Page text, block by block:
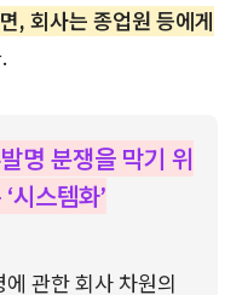
, 회사는 종업원 등에게
명 분쟁을 막기 위
시스템화’
관한 회사 차원의